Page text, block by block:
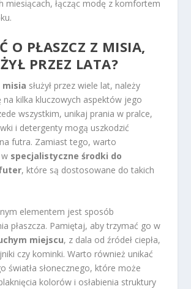
miesiącach, łącząc modę z komfortem
O PŁASZCZ Z MISIA,
PRZEZ LATA?
misia służył przez wiele lat, należy
na kilka kluczowych aspektów jego
wszystkim, unikaj prania w pralce,
i detergenty mogą uszkodzić
futra. Zamiast tego, warto
specjalistyczne środki do
, które są dostosowane do takich
elementem jest sposób
płaszcza. Pamiętaj, aby trzymać go w
miejscu, z dala od źródeł ciepła,
czy kominki. Warto również unikać
światła słonecznego, które może
kolorów i osłabienia struktury